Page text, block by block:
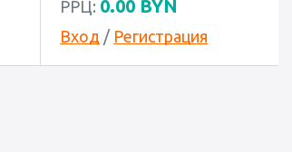
РРЦ: 0.00 BYN
Вход / Регистрация